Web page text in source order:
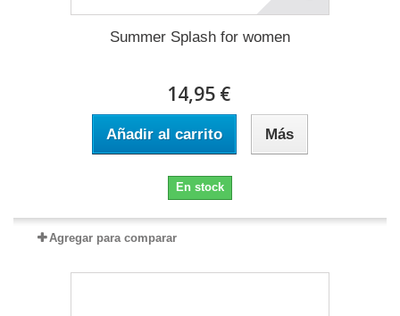
Summer Splash for women
14,95 €
Añadir al carrito Más
En stock
Agregar para comparar